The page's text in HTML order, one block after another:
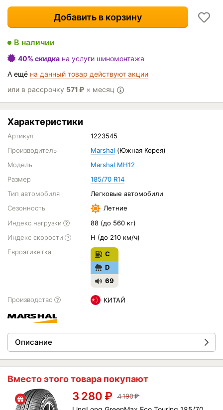
Добавить в корзину
В наличии
40% скидка на услуги шиномонтажа
А ещё на данный товар действуют акции
или в рассрочку 571₽ × месяц
Характеристики
Артикул
1223545
Производитель
Marshal (Южная Корея)
Модель
Marshal MH12
Размер
185/70 R14
Тип автомобиля
Легковые автомобили
Сезонность
Летние
Индекс нагрузки
88 (до 560 кг)
Индекс скорости
H (до 210 км/ч)
Евроэтикетка
C
D
69
Производство КИТАЙ
Описание
Вместо этого товара покупают
3 280 ₽ 4 190₽